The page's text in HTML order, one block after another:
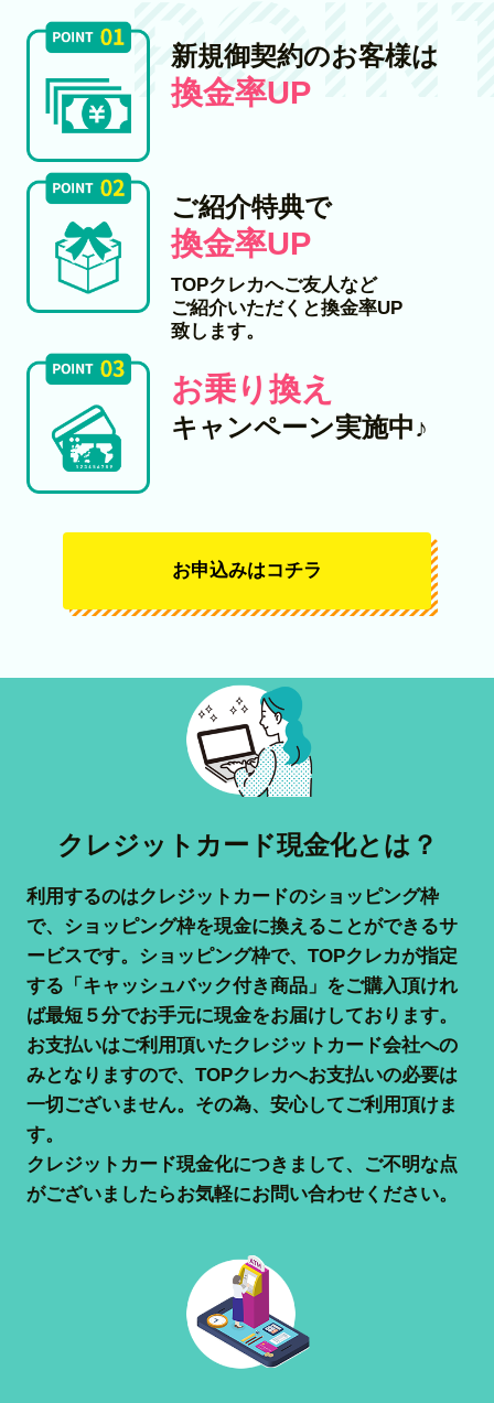
新規御契約のお客様は
換金率UP
ご紹介特典で
換金率UP
TOPクレカへご友人など
ご紹介いただくと換金率UP
致します。
お乗り換え
キャンペーン実施中♪
お申込みはコチラ
クレジットカード現金化とは？
利用するのはクレジットカードのショッピング枠
で、ショッピング枠を現金に換えることができるサ
ービスです。ショッピング枠で、TOPクレカが指定
する「キャッシュバック付き商品」をご購入頂けれ
ば最短５分でお手元に現金をお届けしております。
お支払いはご利用頂いたクレジットカード会社への
みとなりますので、TOPクレカへお支払いの必要は
一切ございません。その為、安心してご利用頂けま
す。
クレジットカード現金化につきまして、ご不明な点
がございましたらお気軽にお問い合わせください。